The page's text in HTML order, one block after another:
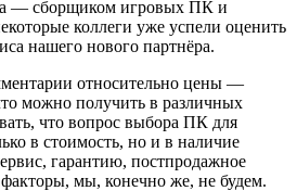
— сборщиком игровых ПК и
коллеги уже успели оценить
нашего нового партнёра.
относительно цены —
можно получить в различных
что вопрос выбора ПК для
в стоимость, но и в наличие
гарантию, постпродажное
мы, конечно же, не будем.